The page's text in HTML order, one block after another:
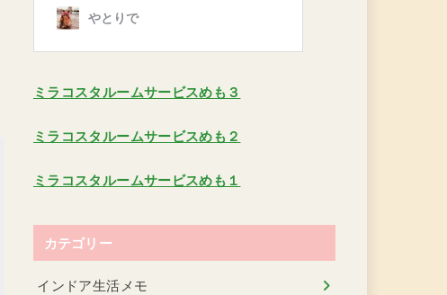
ミラコスタルームサービスめも３
ミラコスタルームサービスめも２
ミラコスタルームサービスめも１
カテゴリー
インドア生活メモ